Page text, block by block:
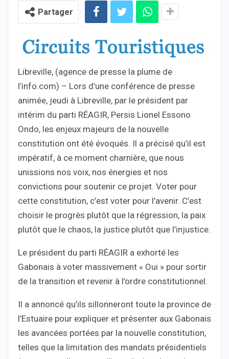
Partager
Libreville, (agence de presse la plume de
l’info.com) – Lors d’une conférence de presse
animée, jeudi à Libreville, par le président par
intérim du parti RÉAGIR, Persis Lionel Essono
Ondo, les enjeux majeurs de la nouvelle
constitution ont été évoqués. Il a précisé qu’il est
impératif, à ce moment charnière, que nous
unissions nos voix, nos énergies et nos
convictions pour soutenir ce projet. Voter pour
cette constitution, c’est voter pour l’avenir. C’est
choisir le progrès plutôt que la régression, la paix
plutôt que le chaos, la justice plutôt que l’injustice.
Le président du parti RÉAGIR a exhorté les
Gabonais à voter massivement « Oui » pour sortir
de la transition et revenir à l’ordre constitutionnel.
Il a annoncé qu’ils sillonneront toute la province de
l’Estuaire pour expliquer et présenter aux Gabonais
les avancées portées par la nouvelle constitution,
telles que la limitation des mandats présidentiels